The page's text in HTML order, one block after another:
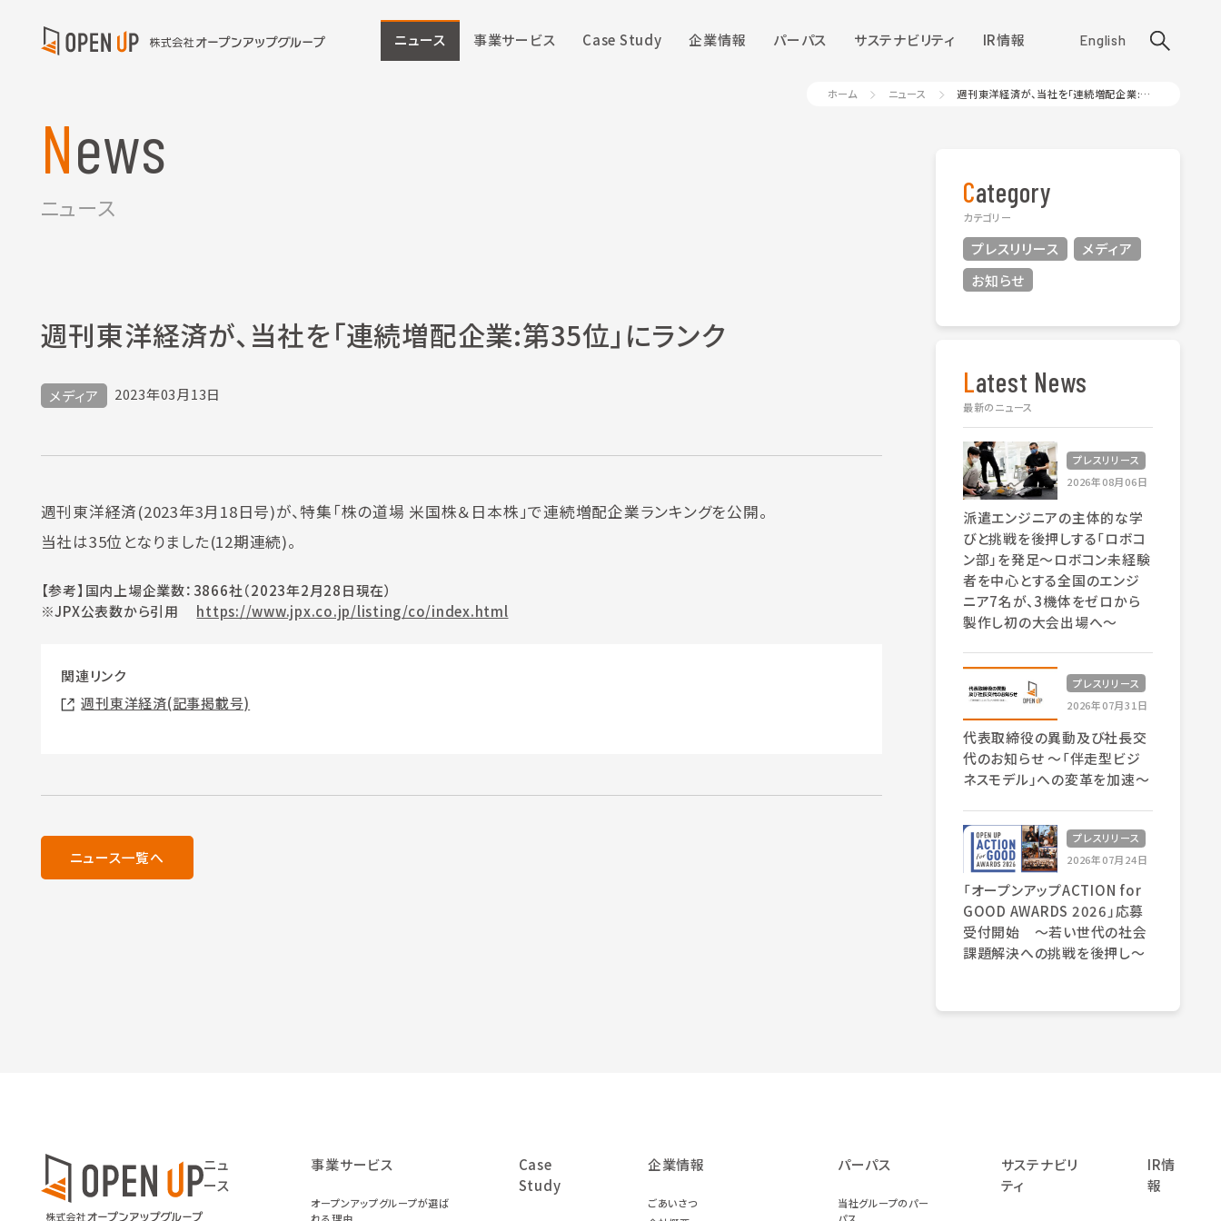
ニュース 事業サービス Case Study 企業情報 パーパス サステナビリティ IR情報 English
ホーム ニュース 週刊東洋経済が、当社を「連続増配企業:第35位」にランク
News
ニュース
週刊東洋経済が、当社を「連続増配企業:第35位」にランク
メディア 2023年03月13日
週刊東洋経済(2023年3月18日号)が、特集「株の道場 米国株＆日本株」で連続増配企業ランキングを公開。
当社は35位となりました(12期連続)。
【参考】国内上場企業数：3866社（2023年2月28日現在）
※JPX公表数から引用 https://www.jpx.co.jp/listing/co/index.html
関連リンク
週刊東洋経済(記事掲載号)
ニュース一覧へ
Category
カテゴリー
プレスリリース
メディア
お知らせ
Latest News
最新のニュース
プレスリリース
2026年08月06日
派遣エンジニアの主体的な学
びと挑戦を後押しする「ロボコ
ン部」を発足～ロボコン未経験
者を中心とする全国のエンジ
ニア7名が、3機体をゼロから
製作し初の大会出場へ～
プレスリリース
2026年07月31日
代表取締役の異動及び社長交
代のお知らせ 〜「伴走型ビジ
ネスモデル」への変革を加速〜
プレスリリース
2026年07月24日
「オープンアップACTION for
GOOD AWARDS 2026」応募
受付開始 〜若い世代の社会
課題解決への挑戦を後押し〜
ニュ
ース
事業サービス
オープンアップグループが選ば
れる理由
Case
Study
企業情報
ごあいさつ
パーパス
当社グループのパー
パス
サステナビリ
ティ
IR情
報